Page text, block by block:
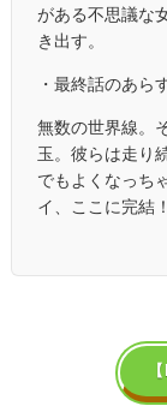
がある不思議な
き出す。
・最終話のあら
無数の世界線。
玉。彼らは走り
でもよくなっち
イ、ここに完結！